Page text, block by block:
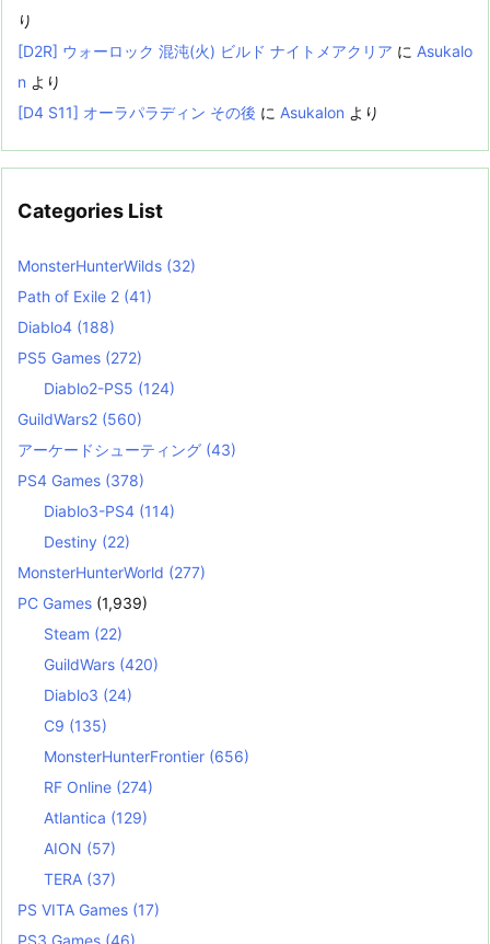
り
[D2R] ウォーロック 混沌(火) ビルド ナイトメアクリア に Asukalo
n より
[D4 S11] オーラパラディン その後 に Asukalon より
Categories List
MonsterHunterWilds (32)
Path of Exile 2 (41)
Diablo4 (188)
PS5 Games (272)
Diablo2-PS5 (124)
GuildWars2 (560)
アーケードシューティング (43)
PS4 Games (378)
Diablo3-PS4 (114)
Destiny (22)
MonsterHunterWorld (277)
PC Games (1,939)
Steam (22)
GuildWars (420)
Diablo3 (24)
C9 (135)
MonsterHunterFrontier (656)
RF Online (274)
Atlantica (129)
AION (57)
TERA (37)
PS VITA Games (17)